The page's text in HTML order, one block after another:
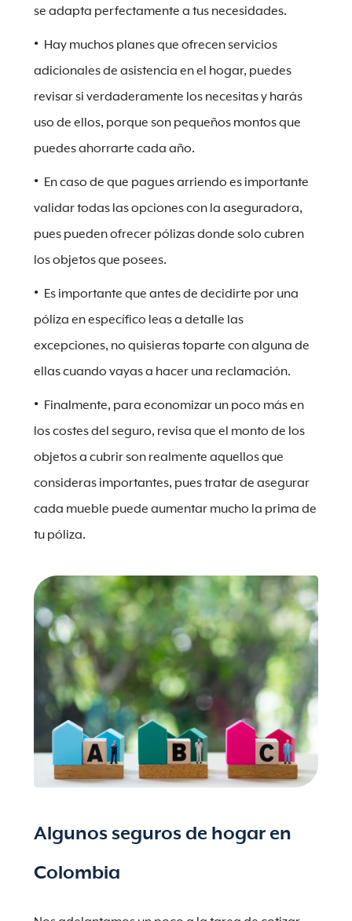
se adapta perfectamente a tus necesidades.
Hay muchos planes que ofrecen servicios
adicionales de asistencia en el hogar, puedes
revisar si verdaderamente los necesitas y harás
uso de ellos, porque son pequeños montos que
puedes ahorrarte cada año.
En caso de que pagues arriendo es importante
validar todas las opciones con la aseguradora,
pues pueden ofrecer pólizas donde solo cubren
los objetos que posees.
Es importante que antes de decidirte por una
póliza en específico leas a detalle las
excepciones, no quisieras toparte con alguna de
ellas cuando vayas a hacer una reclamación.
Finalmente, para economizar un poco más en
los costes del seguro, revisa que el monto de los
objetos a cubrir son realmente aquellos que
consideras importantes, pues tratar de asegurar
cada mueble puede aumentar mucho la prima de
tu póliza.
Algunos seguros de hogar en
Colombia